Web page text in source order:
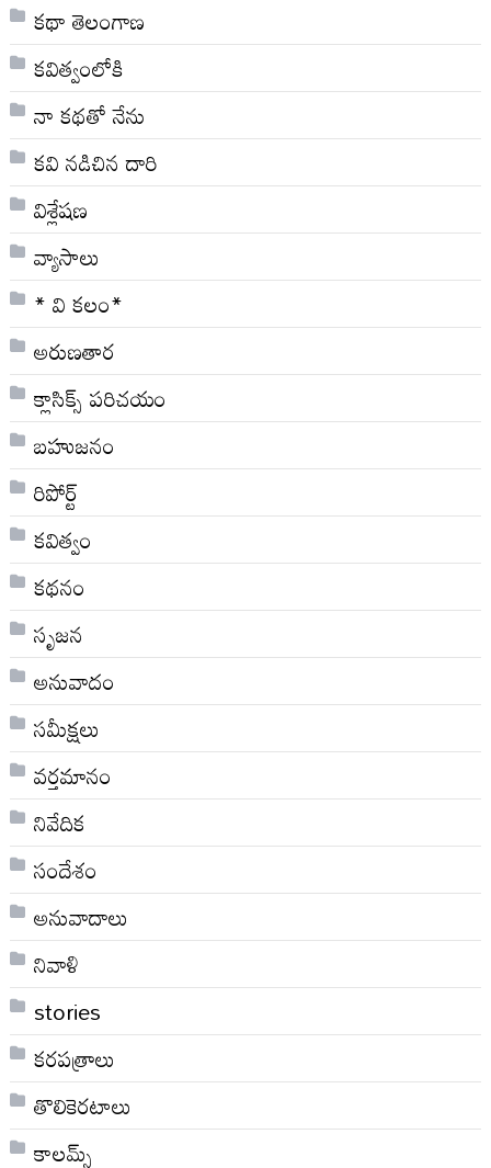
కథా తెలంగాణ
కవిత్వంలోకి
నా క‌థ‌తో నేను
కవి నడిచిన దారి
విశ్లేషణ
వ్యాసాలు
* వి క‌లం*
అరుణతార
క్లాసిక్స్ ప‌రిచ‌యం
బహుజనం
రిపోర్ట్
కవిత్వం
కథనం
సృజన
అనువాదం
సమీక్షలు
వర్తమానం
నివేదిక
సందేశం
అనువాదాలు
నివాళి
stories
కరపత్రాలు
తొలికెరటాలు
కాలమ్స్